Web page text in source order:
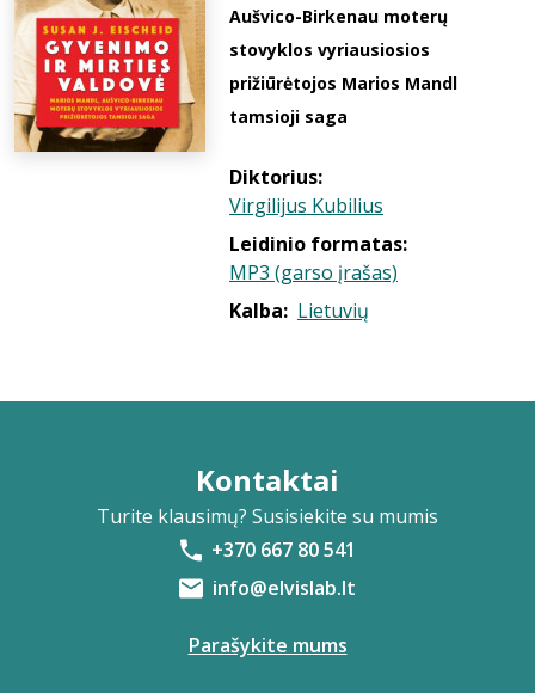
Aušvico-Birkenau moterų
stovyklos vyriausiosios
prižiūrėtojos Marios Mandl
tamsioji saga
Diktorius:
Virgilijus Kubilius
Leidinio formatas:
MP3 (garso įrašas)
Kalba: Lietuvių
Kontaktai
Turite klausimų? Susisiekite su mumis
+370 667 80 541
info@elvislab.lt
Parašykite mums